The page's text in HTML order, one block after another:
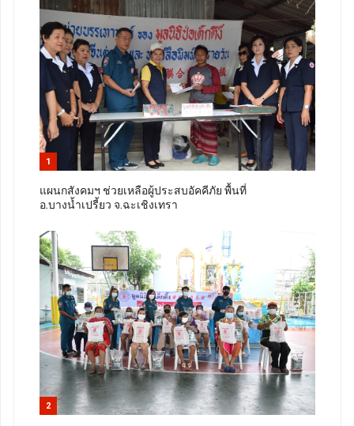
1
แผนกสังคมฯ ช่วยเหลือผู้ประสบอัคคีภัย พื้นที่
อ.บางน้ำเปรี้ยว จ.ฉะเชิงเทรา
2